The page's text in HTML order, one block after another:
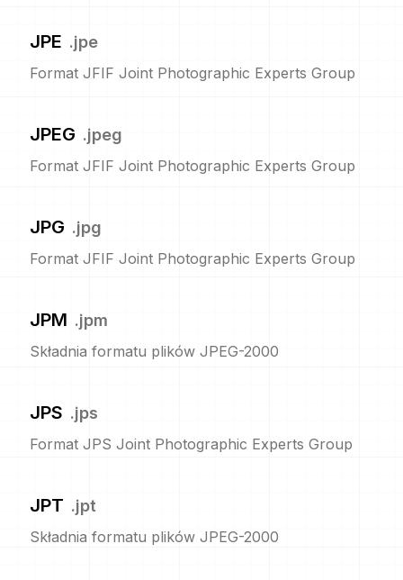
JPE .jpe
Format JFIF Joint Photographic Experts Group
JPEG .jpeg
Format JFIF Joint Photographic Experts Group
JPG .jpg
Format JFIF Joint Photographic Experts Group
JPM .jpm
Składnia formatu plików JPEG-2000
JPS .jps
Format JPS Joint Photographic Experts Group
JPT .jpt
Składnia formatu plików JPEG-2000